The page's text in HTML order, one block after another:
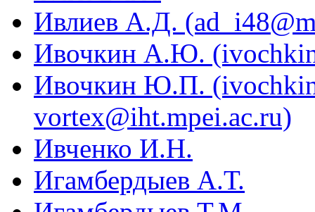
Ивлиев А.Д.
Ивочкин А.Ю.
Ивочкин Ю.П.
vortex@iht.mpei.ac.ru)
Ивченко И.Н.
Игамбердыев А.Т.